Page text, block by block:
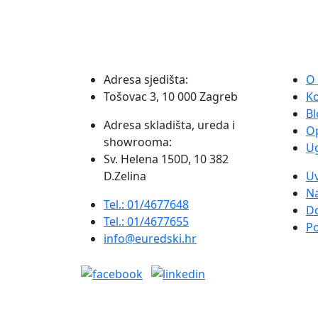
Adresa sjedišta:
Tošovac 3, 10 000 Zagreb
Adresa skladišta, ureda i
showrooma:
Sv. Helena 150D, 10 382
D.Zelina
Tel.: 01/4677648
Tel.: 01/4677655
info@euredski.hr